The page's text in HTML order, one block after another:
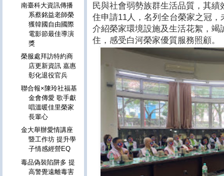
民與社會弱勢族群生活品質，其
住申請11人，名列全台榮家之冠
介紹榮家環境設施及生活花絮，
住，感受白河榮家優質服務照顧。
南臺科大資訊傳播
系蔡銘益老師榮
獲韓國自由國際
電影節最佳導演
獎
榮服處拜訪特約商
店更新資訊 嘉惠
彰化退役官兵
聯合報×陳玲社福基
金會傳愛 歌手獻
唱溫暖佳里榮家
長輩心
金大舉辦愛情講座
暨工作坊 提升學
子情感經營EQ
毒品偽裝陷阱多 提
高警覺遠離毒害